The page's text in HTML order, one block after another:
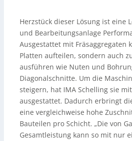
Herzstück dieser Lösung ist eine
und Bearbeitungsanlage
Ausgestattet mit Fräsaggregaten
Platten aufteilen, sondern auch
ausführen wie Nuten und
Diagonalschnitte. Um die
steigern, hat IMA Schelling sie
ausgestattet. Dadurch erbringt
eine vergleichweise hohe
Bauteilen pro Schicht. „Die von
Gesamtleistung kann so mit nur